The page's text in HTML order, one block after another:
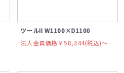
ツールII W1100×D1100
法人会員価格￥58,344(税込)〜